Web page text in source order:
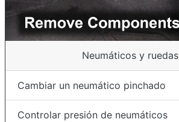
Neumáticos y ruedas
Cambiar un neumático pinchado
Controlar presión de neumáticos